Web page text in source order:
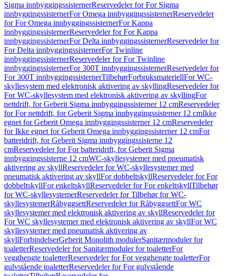
Sigma innbyggingssisternerReservedeler for For Sigma
innbyggingssisternerFor Omega innbyggingssisternerReservedeler
for For Omega innbyggingssisternerFor Kappa
innbyggingssisternerReservedeler for For Kappa
innbyggingssisternerFor Delta innbyggingssisternerReservedeler for
For Delta innbyggingssisternerFor Twinline
innbyggingssisternerReservedeler for For Twinline
innbyggingssisternerFor 300T innbyggingssisternerReservedeler for
For 300T innbyggingssisternerTilbehørForbruksmateriellFor WC-
skyllesystem med elektronisk aktivering av skyllingReservedeler for
For WC-skyllesystem med elektronisk aktivering av skyllingFor
nettdrift, for Geberit Sigma innbyggingssisterner 12 cmReservedeler
for For nettdrift, for Geberit Sigma innbyggingssisterner 12 cmIkke
egnet for Geberit Omega innbyggingssisterner 12 cmReservedeler
for Ikke egnet for Geberit Omega innbyggingssisterner 12 cmFor
batteridrift, for Geberit Sigma innbyggingssisterne 12
cmReservedeler for For batteridrift, for Geberit Sigma
innbyggingssisterne 12 cmWC-skyllesystemer med pneumatisk
aktivering av skyllReservedeler for WC-skyllesystemer med
pneumatisk aktivering av skyllFor dobbeltskyllReservedeler for For
dobbeltskyllFor enkeltskyllReservedeler for For enkeltskyllTilbehør
for WC-skyllesystemerReservedeler for Tilbehør for WC-
skyllesystemerRåbyggsettReservedeler for RåbyggsettFor WC
skyllesystemer med elektronisk aktivering av skyllReservedeler for
For WC skyllesystemer med elektronisk aktivering av skyllFor WC
skyllesystemer med pneumatisk aktivering av
skyllForbindelserGeberit Monolith modulerSanitærmoduler for
toaletterReservedeler for Sanitærmoduler for toaletterFor
vegghengte toaletterReservedeler for For vegghengte toaletterFor
gulvstående toaletterReservedeler for For gulvstående